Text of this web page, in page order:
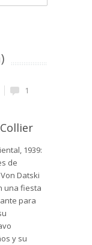
1
1939:
de
Datski
una fiesta
para
y su